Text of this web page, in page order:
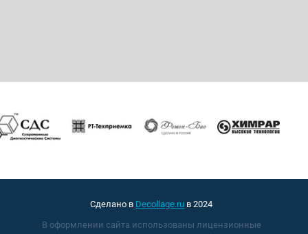
Сделано в Decollage.ru в 2024
В оформлении сайта использованы лицензионные